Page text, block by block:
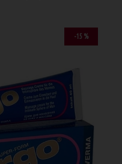
-15 %